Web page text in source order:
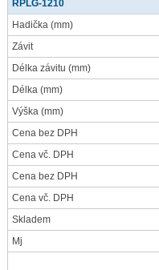
RPLG-1210
Hadička (mm)
Závit
Délka závitu (mm)
Délka (mm)
Výška (mm)
Cena bez DPH
Cena vč. DPH
Cena bez DPH
Cena vč. DPH
Skladem
Mj